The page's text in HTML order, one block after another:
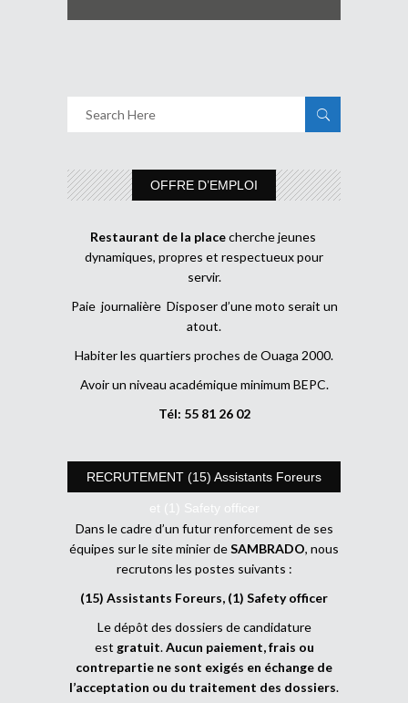
OFFRE D’EMPLOI
Restaurant de la placecherche jeunes
dynamiques, propres et respectueux pour
servir.
Paie journalière Disposer d’une moto serait un
atout.
Habiter les quartiers proches de Ouaga 2000.
Avoir un niveau académique minimum BEPC.
Tél: 55 81 26 02
RECRUTEMENT (15) Assistants Foreurs
et (1) Safety officer
Dans le cadre d’un futur renforcement de ses
équipes sur le site minier deSAMBRADO, nous
recrutons les postes suivants :
(15) Assistants Foreurs, (1) Safety officer
Le dépôt des dossiers de candidature
est gratuit.Aucun paiement, frais ou
contrepartie ne sont exigés en échange de
l’acceptation ou du traitement des dossiers.